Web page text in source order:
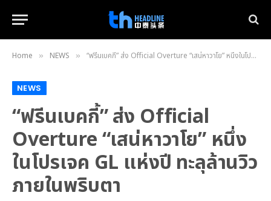
Home » NEWS » “ฟรีนเบคกี้” ส่ง Official Overture “เสน่หาวาโย” หนึ่งในโปรเจค GL แห่งปี ทะลุล้านวิวภายในพริบตา
NEWS
“ฟรีนเบคกี้” ส่ง Official
Overture “เสน่หาวาโย” หนึ่ง
ในโปรเจค GL แห่งปี ทะลุล้านวิว
ภายในพริบตา